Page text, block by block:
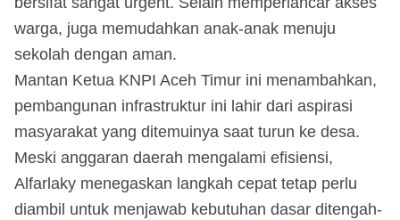
warga, juga memudahkan anak-anak menuju
sekolah dengan aman.
Mantan Ketua KNPI Aceh Timur ini menambahkan,
pembangunan infrastruktur ini lahir dari aspirasi
masyarakat yang ditemuinya saat turun ke desa.
Meski anggaran daerah mengalami efisiensi,
Alfarlaky menegaskan langkah cepat tetap perlu
diambil untuk menjawab kebutuhan dasar ditengah-